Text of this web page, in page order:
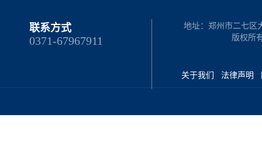
联系方式
0371-67967911
地址：郑州市二七区
版权所
关于我们 法律声明